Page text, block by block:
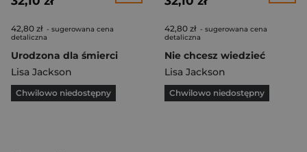
42,80 zł - sugerowana cena
detaliczna
Urodzona dla śmierci
Lisa Jackson
Chwilowo niedostępny
42,80 zł - sugerowana cena
detaliczna
Nie chcesz wiedzieć
Lisa Jackson
Chwilowo niedostępny